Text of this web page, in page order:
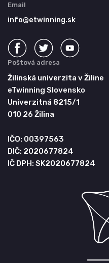
Email
info@etwinning.sk
Poštová adresa
Žilinská univerzita v Žiline
eTwinning Slovensko
Univerzitná 8215/1
010 26 Žilina
IČO: 00397563
DIČ: 2020677824
IČ DPH: SK2020677824